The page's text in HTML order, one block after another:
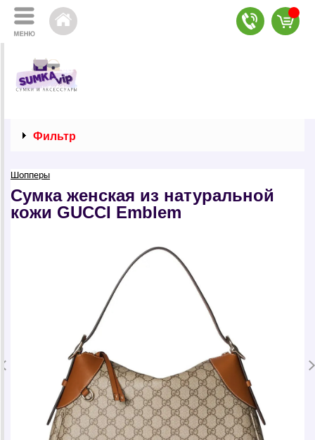
Фильтр
Шопперы
Сумка женская из натуральной
кожи GUССI Emblem